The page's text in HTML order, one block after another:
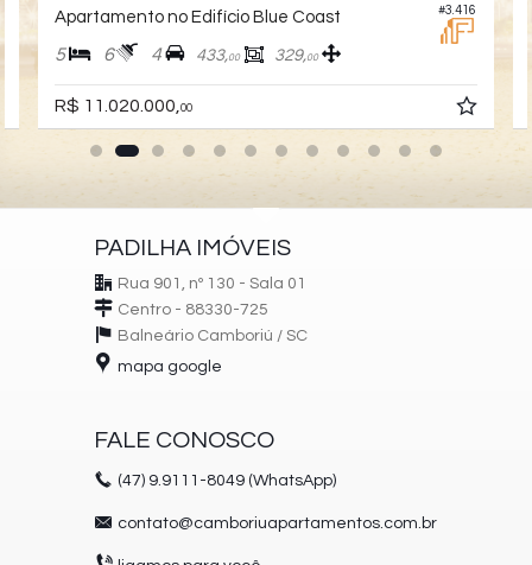
#3.416
Apartamento no Edifício Blue Coast
5 6 4 433,00 329,00
R$ 11.020.000,00
PADILHA IMÓVEIS
Rua 901, nº 130 - Sala 01
Centro - 88330-725
Balneário Camboriú / SC
mapa google
FALE CONOSCO
(47) 9.9111-8049 (WhatsApp)
contato@camboriuapartamentos.com.br